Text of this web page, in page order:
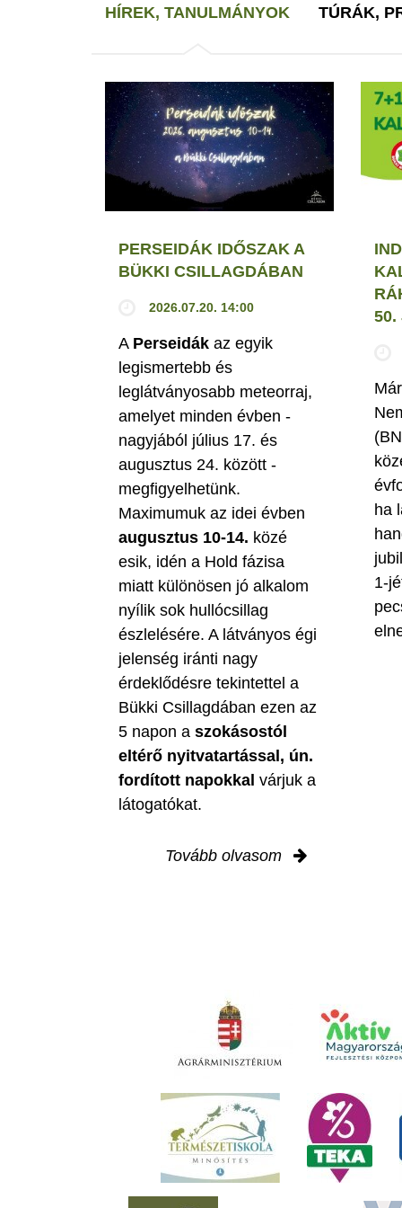
HÍREK, TANULMÁNYOK TÚRÁK,
PERSEIDÁK IDŐSZAK A
BÜKKI CSILLAGDÁBAN
2026.07.20. 14:00
A Perseidák az egyik
legismertebb és
leglátványosabb meteorraj,
amelyet minden évben -
nagyjából július 17. és
augusztus 24. között -
megfigyelhetünk.
Maximumuk az idei évben
augusztus 10-14. közé
esik, idén a Hold fázisa
miatt különösen jó alkalom
nyílik sok hullócsillag
észlelésére. A látványos égi
jelenség iránti nagy
érdeklődésre tekintettel a
Bükki Csillagdában ezen az
5 napon a szokásostól
eltérő nyitvatartással, ún.
fordított napokkal várjuk a
látogatókat.
Tovább olvasom
50.
ha
1-